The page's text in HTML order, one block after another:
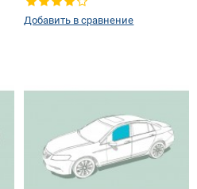
Добавить в сравнение